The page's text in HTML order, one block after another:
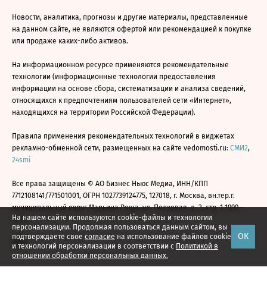
На нашем сайте используются cookie-файлы и технологии
персонализации. Продолжая пользоваться данным сайтом, вы
подтверждаете свое согласие на использование файлов cookie
и технологий персонализации в соответствии с Политикой в
отношении обработки персональных данных.
ОК
Новости, аналитика, прогнозы и другие материалы, представленные
на данном сайте, не являются офертой или рекомендацией к покупке
или продаже каких-либо активов.
На информационном ресурсе применяются рекомендательные
технологии (информационные технологии предоставления
информации на основе сбора, систематизации и анализа сведений,
относящихся к предпочтениям пользователей сети «Интернет»,
находящихся на территории Российской Федерации).
Правила применения рекомендательных технологий в виджетах
рекламно-обменной сети, размещенных на сайте vedomosti.ru: СМИ2,
24smi
Все права защищены © АО Бизнес Ньюс Медиа, ИНН/КПП
7712108141/771501001, ОГРН 1027739124775, 127018, г. Москва, вн.тер.г.
муниципальный округ Марьина Роща, ул. Полковая, д. 3, стр. 1 1999—
2026